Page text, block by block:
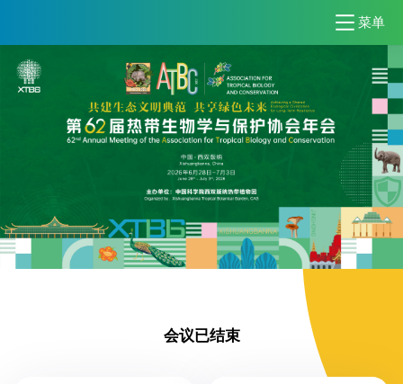
菜单
会议已结束